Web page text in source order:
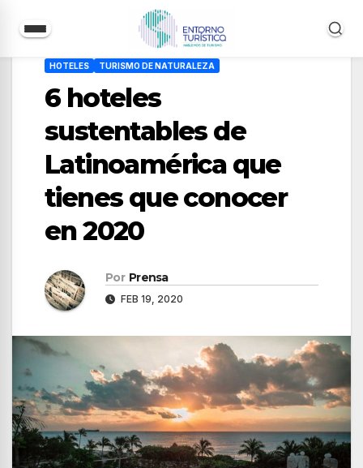
contenido
HOTELES TURISMO DE NATURALEZA
6 hoteles
sustentables de
Latinoamérica que
tienes que conocer
en 2020
Por Prensa
FEB 19, 2020